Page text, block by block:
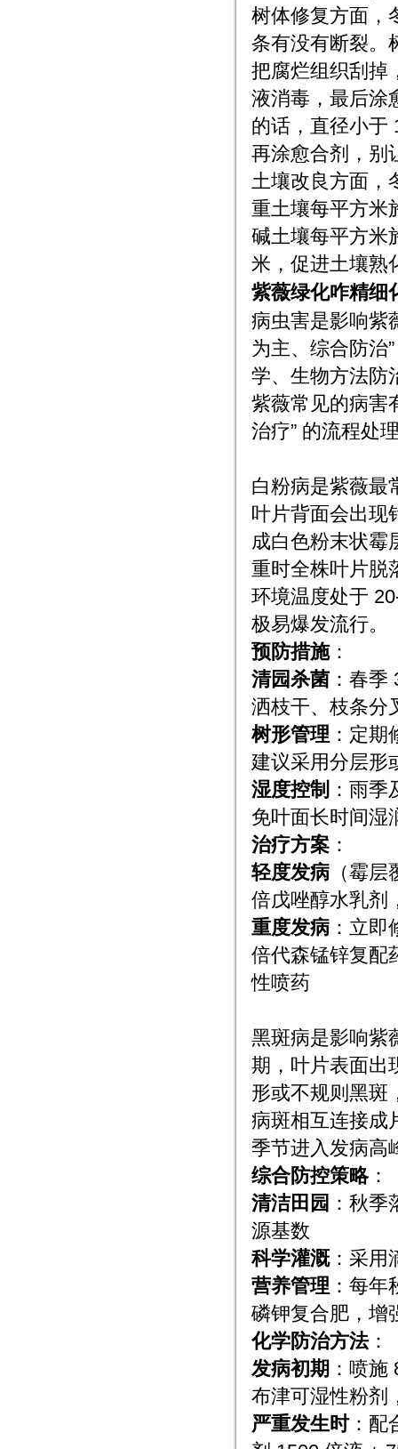
树体修复方面，
条有没有断裂。
把腐烂组织刮掉
液消毒，最后涂
的话，直径小于
再涂愈合剂，别
土壤改良方面
重土壤每平方米
碱土壤每平方米
米，促进土壤熟
紫薇绿化咋精细
病虫害是影响紫
为主、综合防治
学、生物方法防
紫薇常见的病害
治疗” 的流程处
白粉病是紫薇最
叶片背面会出现
成白色粉末状霉
重时全株叶片脱
环境温度处于
极易爆发流行。
预防措施：
清园杀菌：春季
洒枝干、枝条分
树形管理 ：定
建议采用分层形
湿度控制 ：雨
免叶面长时间湿
治疗方案：
轻度发病（霉层
倍戊唑醇水乳剂
重度发病：立即
倍代森锰锌复配
性喷药
黑斑病是影响紫
期，叶片表面出
形或不规则黑斑
病斑相互连接成
季节进入发病高
综合防控策略：
清洁田园 ：秋
源基数
科学灌溉：采用
营养管理 ：每
磷钾复合肥，增
化学防治方法：
发病初期 ：喷
布津可湿性粉剂
严重发生时：配